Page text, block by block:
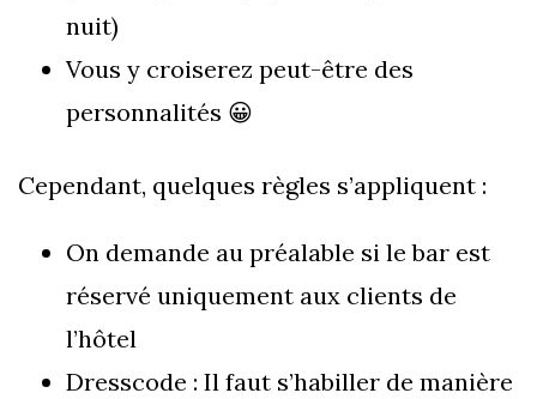
nuit)
Vous y croiserez peut-être des
personnalités 😀
Cependant, quelques règles s’appliquent :
On demande au préalable si le bar est
réservé uniquement aux clients de
l’hôtel
Dresscode : Il faut s’habiller de manière